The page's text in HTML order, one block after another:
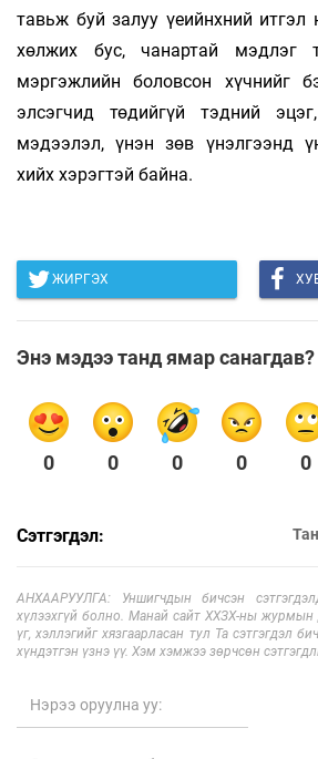
тавьж буй залуу үеийнхний итгэл
хөлжих бус, чанартай мэдлэг
мэргэжлийн боловсон хүчнийг
элсэгчид төдийгүй тэдний
мэдээлэл, үнэн зөв үнэлгээнд
хийх хэрэгтэй байна.
ЖИРГЭХ
Энэ мэдээ танд ямар санагдав?
0 0 0 0 0
Сэтгэгдэл:
АНХААРУУЛГА: Уншигчдын бичсэн
хүлээхгүй болно. Манай сайт ХХЗХ-ны журмын
үг, хэллэгийг хязгаарласан тул Та сэтгэгдэл
хүндэтгэн үзнэ үү. Хэм хэмжээ зөрчсөн